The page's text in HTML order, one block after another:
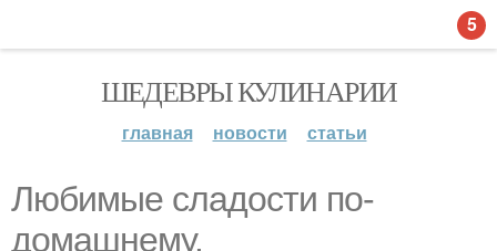
ШЕДЕВРЫ КУЛИНАРИИ
главная новости статьи
Любимые сладости по-
домашнему.
5